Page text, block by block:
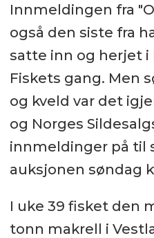
Innmeldingen fra
også den siste fra
satte inn og herjet i
Fiskets gang. Men
og kveld var det
og Norges
innmeldinger på til
auksjonen søndag
I uke 39 fisket den
tonn makrell i